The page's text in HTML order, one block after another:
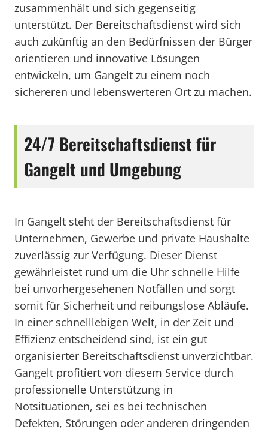
zusammenhält und sich gegenseitig
unterstützt. Der Bereitschaftsdienst wird sich
auch zukünftig an den Bedürfnissen der Bürger
orientieren und innovative Lösungen
entwickeln, um Gangelt zu einem noch
sichereren und lebenswerteren Ort zu machen.
24/7 Bereitschaftsdienst für
Gangelt und Umgebung
In Gangelt steht der Bereitschaftsdienst für
Unternehmen, Gewerbe und private Haushalte
zuverlässig zur Verfügung. Dieser Dienst
gewährleistet rund um die Uhr schnelle Hilfe
bei unvorhergesehenen Notfällen und sorgt
somit für Sicherheit und reibungslose Abläufe.
In einer schnelllebigen Welt, in der Zeit und
Effizienz entscheidend sind, ist ein gut
organisierter Bereitschaftsdienst unverzichtbar.
Gangelt profitiert von diesem Service durch
professionelle Unterstützung in
Notsituationen, sei es bei technischen
Defekten, Störungen oder anderen dringenden